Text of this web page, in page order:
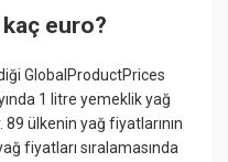
euro?
GlobalProductPrices
1 litre yemeklik yağ
ülkenin yağ fiyatlarının
fiyatları sıralamasında